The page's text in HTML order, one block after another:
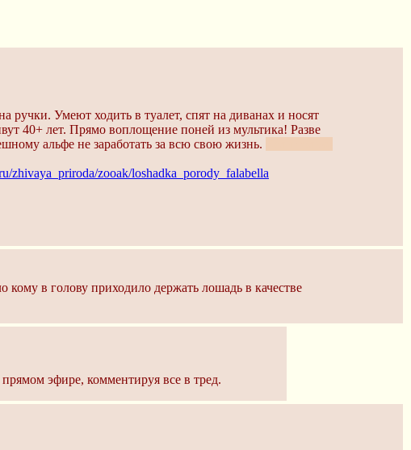
Умеют ходить в туалет, спят на диванах и носят
40+ лет. Прямо воплощение поней из мультика! Разве
альфе не заработать за всю свою жизнь.
zhivaya_priroda/zooak/loshadka_porody_falabella
кому в голову приходило держать лошадь в качестве
эфире, комментируя все в тред.